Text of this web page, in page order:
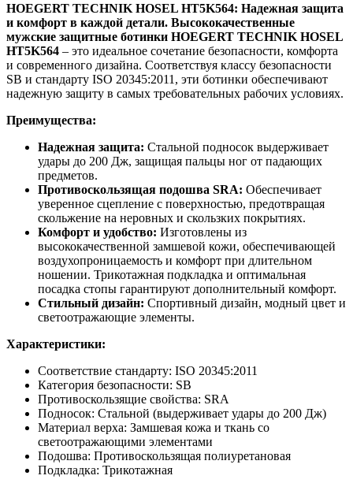
HOEGERT TECHNIK HOSEL HT5K564: Надежная защита
и комфорт в каждой детали. Высококачественные
мужские защитные ботинки HOEGERT TECHNIK HOSEL
HT5K564 – это идеальное сочетание безопасности, комфорта
и современного дизайна. Соответствуя классу безопасности
SB и стандарту ISO 20345:2011, эти ботинки обеспечивают
надежную защиту в самых требовательных рабочих условиях.
Преимущества:
Надежная защита: Стальной подносок выдерживает
удары до 200 Дж, защищая пальцы ног от падающих
предметов.
Противоскользящая подошва SRA: Обеспечивает
уверенное сцепление с поверхностью, предотвращая
скольжение на неровных и скользких покрытиях.
Комфорт и удобство: Изготовлены из
высококачественной замшевой кожи, обеспечивающей
воздухопроницаемость и комфорт при длительном
ношении. Трикотажная подкладка и оптимальная
посадка стопы гарантируют дополнительный комфорт.
Стильный дизайн: Спортивный дизайн, модный цвет и
светоотражающие элементы.
Характеристики:
Соответствие стандарту: ISO 20345:2011
Категория безопасности: SB
Противоскользящие свойства: SRA
Подносок: Стальной (выдерживает удары до 200 Дж)
Материал верха: Замшевая кожа и ткань со
светоотражающими элементами
Подошва: Противоскользящая полиуретановая
Подкладка: Трикотажная